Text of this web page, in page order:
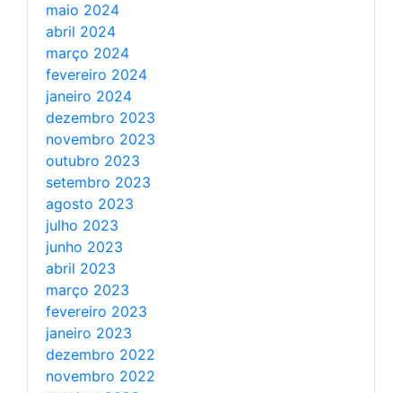
maio 2024
abril 2024
março 2024
fevereiro 2024
janeiro 2024
dezembro 2023
novembro 2023
outubro 2023
setembro 2023
agosto 2023
julho 2023
junho 2023
abril 2023
março 2023
fevereiro 2023
janeiro 2023
dezembro 2022
novembro 2022